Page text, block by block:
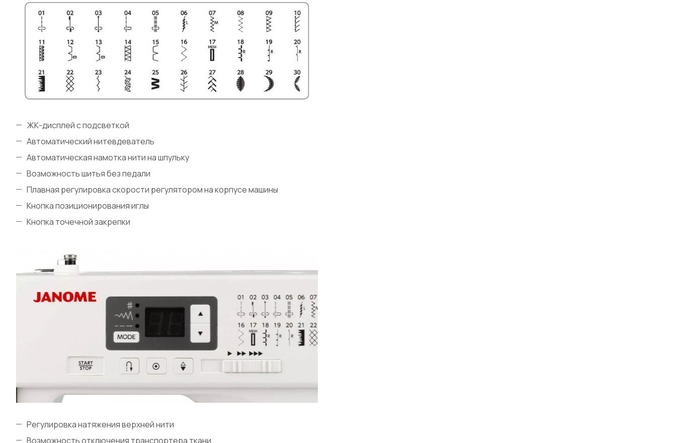
ЖК-дисплей с подсветкой
Автоматический нитевдеватель
Автоматическая намотка нити на шпульку
Возможность шитья без педали
Плавная регулировка скорости регулятором на корпусе машины
Кнопка позиционирования иглы
Кнопка точечной закрепки
Регулировка натяжения верхней нити
Возможность отключения транспортера ткани